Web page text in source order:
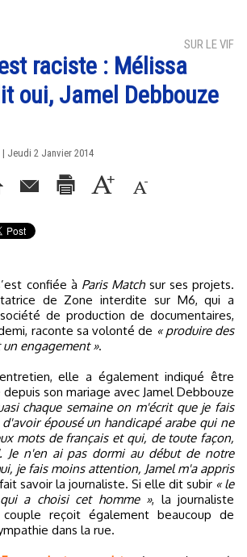
SUR LE VIF
raciste : Mélissa
oui, Jamel Debbouze
Jeudi 2 Janvier 2014
confiée à Paris Matchsur ses projets.
de Zone interdite sur M6, qui a
de production de documentaires,
raconte sa volonté de « produire des
engagement ».
elle a également indiqué être
son mariage avec Jamel Debbouze
chaque semaine on m'écrit que je fais
épousé un handicapé arabe qui ne
mots de français et qui, de toute façon,
Je n'en ai pas dormi au début de notre
je fais moins attention, Jamel m'a appris
savoir la journaliste. Si elle dit subir « le
a choisi cet homme », la journaliste
reçoit également beaucoup de
dans la rue.